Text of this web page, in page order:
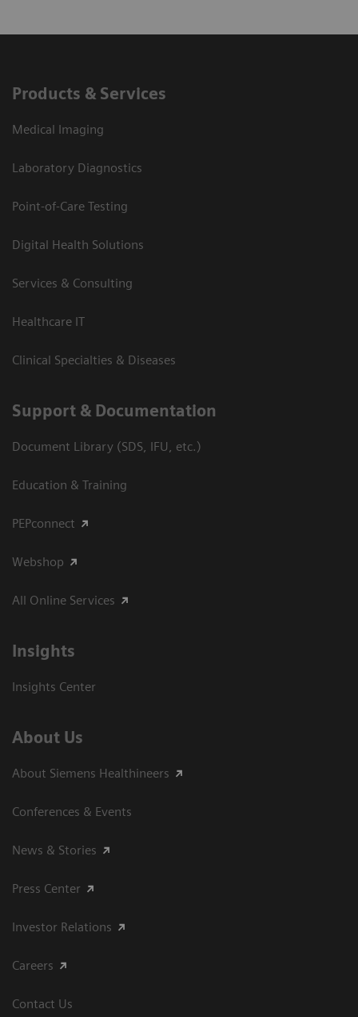
Products & Services
Medical Imaging
Laboratory Diagnostics
Point-of-Care Testing
Digital Health Solutions
Services & Consulting
Healthcare IT
Clinical Specialties & Diseases
Support & Documentation
Document Library (SDS, IFU, etc.)
Education & Training
PEPconnect
Webshop
All Online Services
Insights
Insights Center
About Us
About Siemens Healthineers
Conferences & Events
News & Stories
Press Center
Investor Relations
Careers
Contact Us